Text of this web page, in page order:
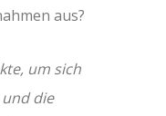
aus?
um sich
die